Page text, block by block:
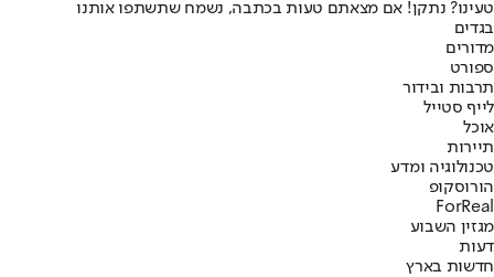
טעינו? נתקן! אם מצאתם טעות בכתבה, נשמח שתשתפו אותנו
בגדים
מדורים
ספורט
תרבות ובידור
לייף סטייל
אוכל
תיירות
טכנולוגיה ומדע
הורוסקופ
ForReal
מגזין השבוע
דעות
חדשות בארץ